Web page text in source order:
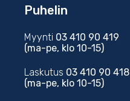
Puhelin
Myynti 03 410 90 419
(ma-pe, klo 10-15)
Laskutus 03 410 90 418
(ma-pe, klo 10-15)